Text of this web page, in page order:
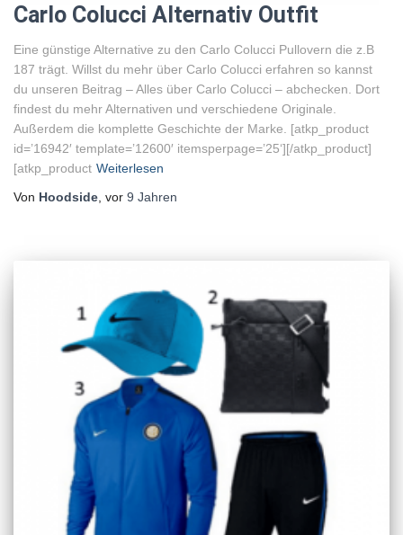
Carlo Colucci Alternativ Outfit
Eine günstige Alternative zu den Carlo Colucci Pullovern die z.B
187 trägt. Willst du mehr über Carlo Colucci erfahren so kannst
du unseren Beitrag – Alles über Carlo Colucci – abchecken. Dort
findest du mehr Alternativen und verschiedene Originale.
Außerdem die komplette Geschichte der Marke. [atkp_product
id=’16942′ template=’12600′ itemsperpage=’25‘][/atkp_product]
[atkp_product Weiterlesen
Von Hoodside , vor 9 Jahren